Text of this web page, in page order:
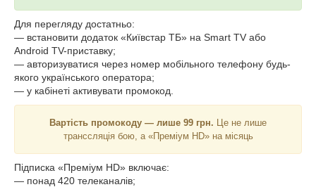
Для перегляду достатньо:
— встановити додаток «Київстар ТБ» на Smart TV або
Android TV-приставку;
— авторизуватися через номер мобільного телефону будь-
якого українського оператора;
— у кабінеті активувати промокод.
Вартість промокоду — лише 99 грн.
Це не лише
транссляція бою, а «Преміум HD» на місяць
Підписка «Преміум HD» включає:
— понад 420 телеканалів;